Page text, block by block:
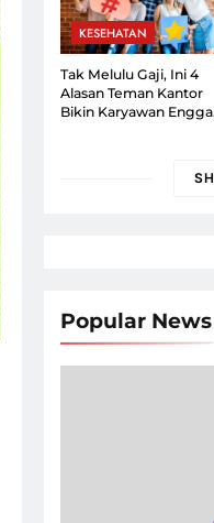
KESEHATAN
Tak Melulu Gaji, Ini 4
Alasan Teman Kantor
Bikin Karyawan
Popular News